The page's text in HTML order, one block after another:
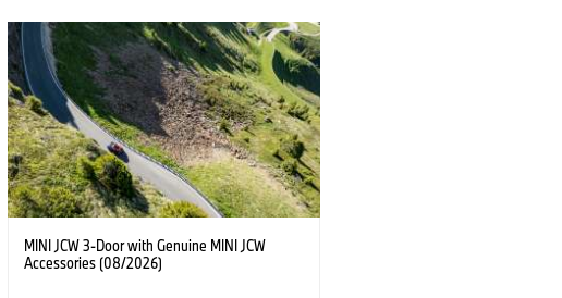
MINI JCW 3-Door with Genuine MINI JCW
Accessories (08/2026)